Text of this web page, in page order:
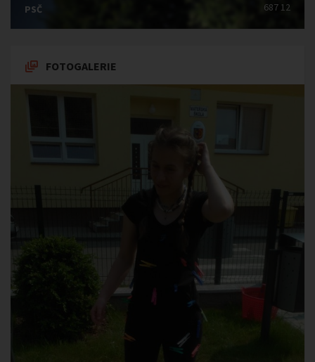
PSČ
687 12
FOTOGALERIE